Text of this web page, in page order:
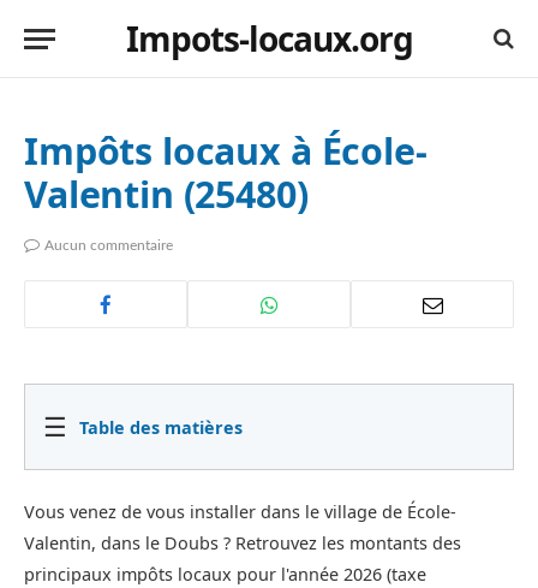
Impots-locaux.org
Impôts locaux à École-
Valentin (25480)
Aucun commentaire
☰ Table des matières
Vous venez de vous installer dans le village de École-
Valentin, dans le Doubs ? Retrouvez les montants des
principaux impôts locaux pour l'année 2026 (taxe